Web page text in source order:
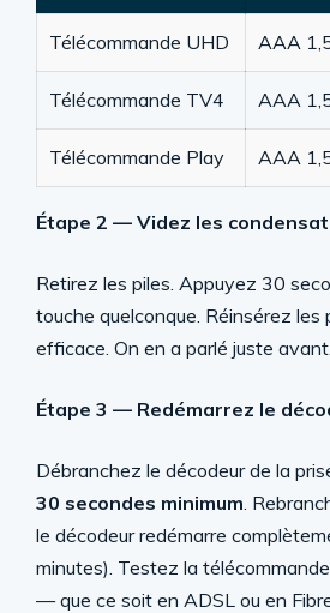
Télécommande UHD AAA
Télécommande TV4 AAA
Télécommande Play AAA
Étape 2 — Videz les
Retirez les piles. Appuyez 30
touche quelconque. Réinsérez les
efficace. On en a parlé juste avant.
Étape 3 — Redémarrez le
Débranchez le décodeur de la
30 secondes minimum.
le décodeur redémarre
minutes). Testez la
— que ce soit en ADSL ou en